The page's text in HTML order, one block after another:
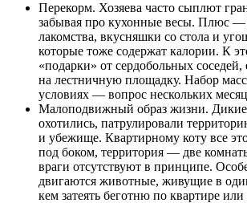
Перекорм. Хозяева часто сыплют
забывая про кухонные весы. Плюс —
лакомства, вкусняшки со стола и
которые тоже содержат калории. К
«подарки» от сердобольных соседей,
на лестничную площадку. Набор
условиях — вопрос нескольких
Малоподвижный образ жизни. Дикие
охотились, патрулировали
и убежище. Квартирному коту все
под боком, территория — две
враги отсутствуют в принципе.
двигаются животные, живущие в
кем затеять беготню по квартире или